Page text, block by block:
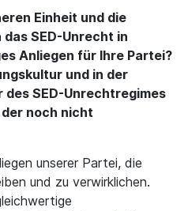
Einheit und die
SED-Unrecht in
Anliegen für Ihre Partei?
und in der
SED-Unrechtregimes
noch nicht
unserer Partei, die
und zu verwirklichen.